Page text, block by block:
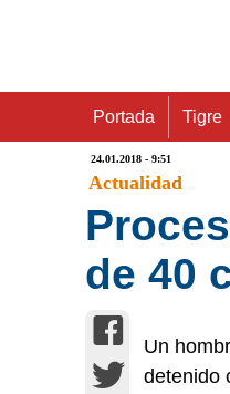
Portada Tigre
24.01.2018 - 9:51
Actualidad
de 40
Un
detenido